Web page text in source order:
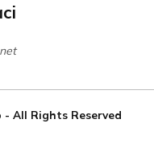
- All Rights Reserved